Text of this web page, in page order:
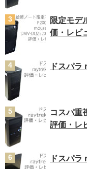
限定モデ
価・レビ
ドスパ
コスパ重
評価・レ
ドスパ